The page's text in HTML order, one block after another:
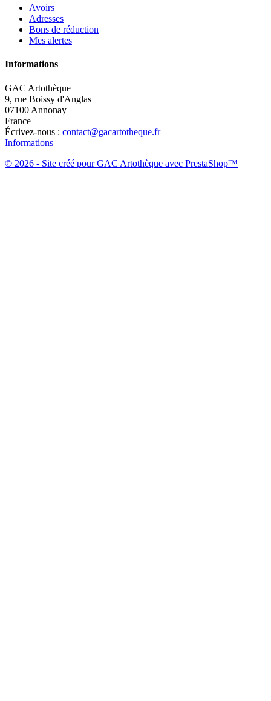
Avoirs
Adresses
Bons de réduction
Mes alertes
Informations
GAC Artothèque
9, rue Boissy d'Anglas
07100 Annonay
France
Écrivez-nous : contact@gacartotheque.fr
Informations
© 2026 - Site créé pour GAC Artothèque avec PrestaShop™